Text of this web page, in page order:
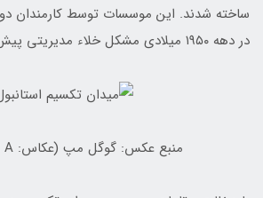
ساخته شدند. این موسسات توسط کارمندان
در دهه ۱۹۵۰ میلادی مشکل خلاء مدیریتی پیش آمد.
منبع عکس: گوگل مپ (عکاس: Mahmut A)